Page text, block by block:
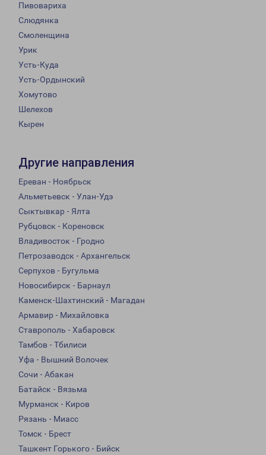
Пивовариха
Слюдянка
Смоленщина
Урик
Усть-Куда
Усть-Ордынский
Хомутово
Шелехов
Кырен
Другие направления
Ереван - Ноябрьск
Альметьевск - Улан-Удэ
Сыктывкар - Ялта
Рубцовск - Кореновск
Владивосток - Гродно
Петрозаводск - Архангельск
Серпухов - Бугульма
Новосибирск - Барнаул
Каменск-Шахтинский - Магадан
Армавир - Михайловка
Ставрополь - Хабаровск
Тамбов - Тбилиси
Уфа - Вышний Волочек
Сочи - Абакан
Батайск - Вязьма
Мурманск - Киров
Рязань - Миасс
Томск - Брест
Ташкент Горького - Бийск